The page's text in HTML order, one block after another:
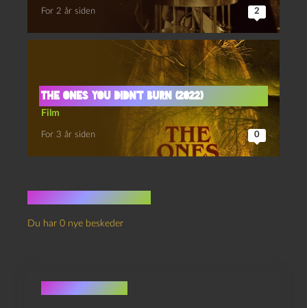
For 2 år siden 2
The ones you didn’t burn (2022)
Film
For 3 år siden 0
Du har 0 nye beskeder
Skriv et svar